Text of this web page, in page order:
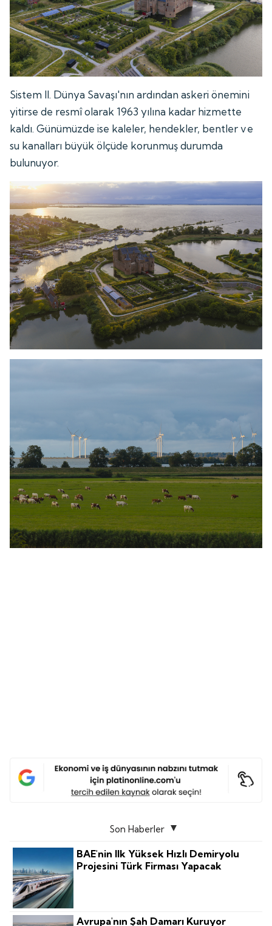
Sistem II. Dünya Savaşı'nın ardından askeri önemini
yitirse de resmî olarak 1963 yılına kadar hizmette
kaldı. Günümüzde ise kaleler, hendekler, bentler ve
su kanalları büyük ölçüde korunmuş durumda
bulunuyor.
Son Haberler
BAE'nin Ilk Yüksek Hızlı Demiryolu
Projesini Türk Firması Yapacak
Avrupa'nın Şah Damarı Kuruyor